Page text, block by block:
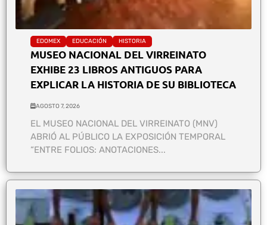
EDOMEX EDUCACIÓN HISTORIA
MUSEO NACIONAL DEL VIRREINATO
EXHIBE 23 LIBROS ANTIGUOS PARA
EXPLICAR LA HISTORIA DE SU BIBLIOTECA
AGOSTO 7, 2026
EL MUSEO NACIONAL DEL VIRREINATO (MNV)
ABRIÓ AL PÚBLICO LA EXPOSICIÓN TEMPORAL
“ENTRE FOLIOS: ANOTACIONES...